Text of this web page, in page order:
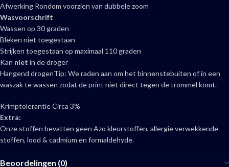
Afwerking Rondom voorzien van dubbele zoom
Wasvoorschrift
Wassen op 30 graden
Bleken niet toegestaan
Strijken toegestaan op maximaal 110 graden
Kan niet in de droger
Hangend drogenTip: We raden aan om het binnenstebuiten of in een
waszak te wassen zodat de print niet direct tegen de trommel komt.
Krimptolerantie Circa 3%
Extra:
Onze stoffen bevatten geen Azo kleurstoffen, allergie verwekkende
stoffen, lood & cadmium en formaldehyde.
Beoordelingen (0)